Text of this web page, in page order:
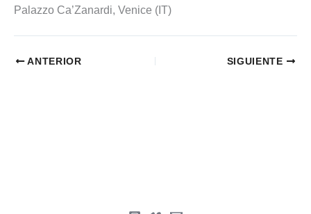
Palazzo Ca’Zanardi, Venice (IT)
ANTERIOR SIGUIENTE